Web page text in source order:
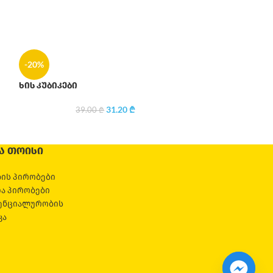
-20%
ხის კუბიკები
39.00₾ 31.20₾
ᲗᲝᲘᲡᲘ
პირობები
პირობები